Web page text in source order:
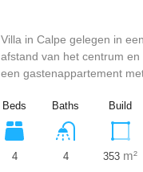
Villa in Calpe gelegen in
afstand van het centrum
een gastenappartement
Beds
4
Baths
4
Build
353 m²